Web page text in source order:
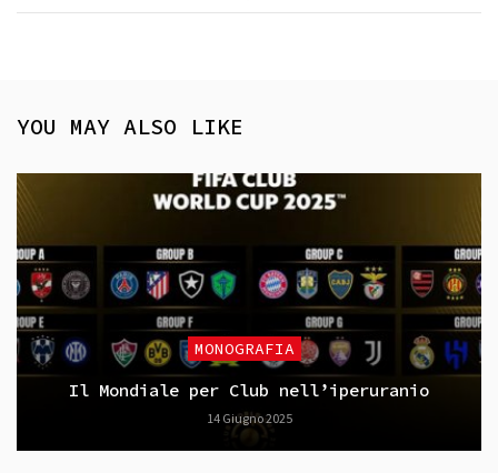
YOU MAY ALSO LIKE
MONOGRAFIA
Il Mondiale per Club nell’iperuranio
14 Giugno 2025